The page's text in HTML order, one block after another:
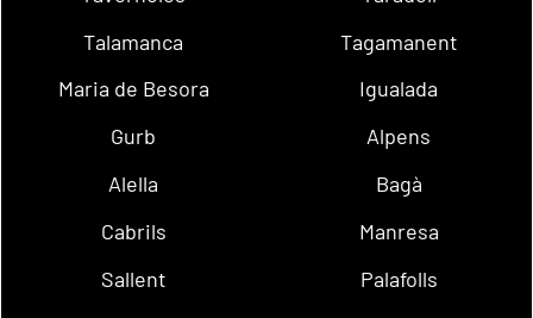
Talamanca
Tagamanent
Maria de Besora
Igualada
Gurb
Alpens
Alella
Bagà
Cabrils
Manresa
Sallent
Palafolls